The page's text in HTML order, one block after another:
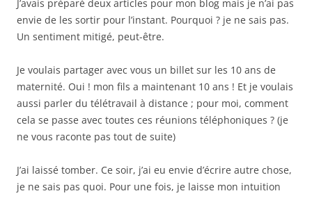
J’avais préparé deux articles pour mon blog mais je n’ai pas
envie de les sortir pour l’instant. Pourquoi ? je ne sais pas.
Un sentiment mitigé, peut-être.
Je voulais partager avec vous un billet sur les 10 ans de
maternité. Oui ! mon fils a maintenant 10 ans ! Et je voulais
aussi parler du télétravail à distance ; pour moi, comment
cela se passe avec toutes ces réunions téléphoniques ? (je
ne vous raconte pas tout de suite)
J’ai laissé tomber. Ce soir, j’ai eu envie d’écrire autre chose,
je ne sais pas quoi. Pour une fois, je laisse mon intuition